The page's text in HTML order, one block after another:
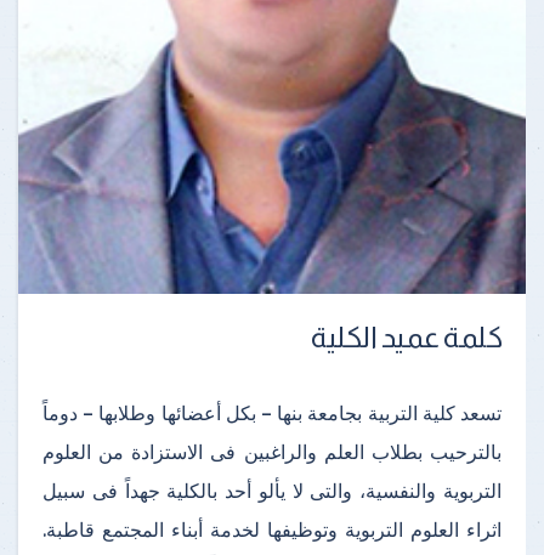
كلمة عميد الكلية
تسعد كلية التربية بجامعة بنها – بكل أعضائها وطلابها – دوماً
بالترحيب بطلاب العلم والراغبين فى الاستزادة من العلوم
التربوية والنفسية، والتى لا يألو أحد بالكلية جهداً فى سبيل
اثراء العلوم التربوية وتوظيفها لخدمة أبناء المجتمع قاطبة.